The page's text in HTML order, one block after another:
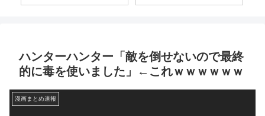
ハンターハンター「敵を倒せないので最終
的に毒を使いました」←これｗｗｗｗｗｗ
漫画まとめ速報